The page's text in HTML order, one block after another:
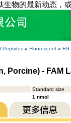
物的最新动态，
Peptides » Fluorescent »
Porcine) - FAM
Standard size
1 nmol